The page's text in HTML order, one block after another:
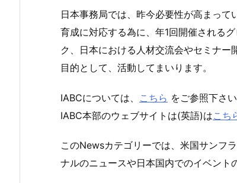
日本事務局では、昨今必要性が高まっ
育成に対応する為に、年1回開催される
ク、日本における人材交流会やセミナ
目的として、活動してまいります。
IABCについては、 こちら をご参照下さい
IABC本部のウェブサイトは(英語)はこち
このNewsカテゴリーでは、米国サンフ
ナルのニュースや日本国内でのイベント